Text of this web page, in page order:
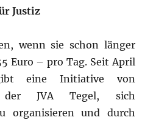
Justiz
wenn sie schon länger
Euro – pro Tag. Seit April
eine Initiative von
der JVA Tegel, sich
organisieren und durch